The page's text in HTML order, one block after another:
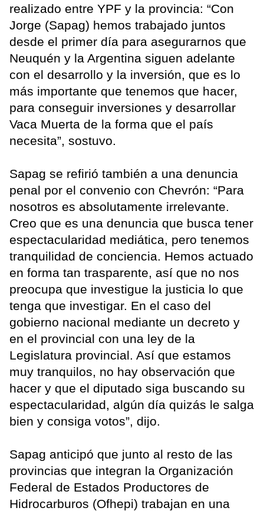
realizado entre YPF y la provincia: “Con
Jorge (Sapag) hemos trabajado juntos
desde el primer día para asegurarnos que
Neuquén y la Argentina siguen adelante
con el desarrollo y la inversión, que es lo
más importante que tenemos que hacer,
para conseguir inversiones y desarrollar
Vaca Muerta de la forma que el país
necesita”, sostuvo.
Sapag se refirió también a una denuncia
penal por el convenio con Chevrón: “Para
nosotros es absolutamente irrelevante.
Creo que es una denuncia que busca tener
espectacularidad mediática, pero tenemos
tranquilidad de conciencia. Hemos actuado
en forma tan trasparente, así que no nos
preocupa que investigue la justicia lo que
tenga que investigar. En el caso del
gobierno nacional mediante un decreto y
en el provincial con una ley de la
Legislatura provincial. Así que estamos
muy tranquilos, no hay observación que
hacer y que el diputado siga buscando su
espectacularidad, algún día quizás le salga
bien y consiga votos”, dijo.
Sapag anticipó que junto al resto de las
provincias que integran la Organización
Federal de Estados Productores de
Hidrocarburos (Ofhepi) trabajan en una